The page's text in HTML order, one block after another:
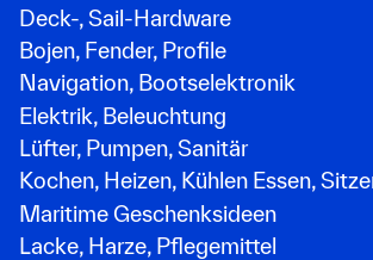
Deck-, Sail-Hardware
Bojen, Fender, Profile
Navigation, Bootselektronik
Elektrik, Beleuchtung
Lüfter, Pumpen, Sanitär
Kochen, Heizen, Kühlen Essen,
Maritime Geschenksideen
Lacke, Harze, Pflegemittel